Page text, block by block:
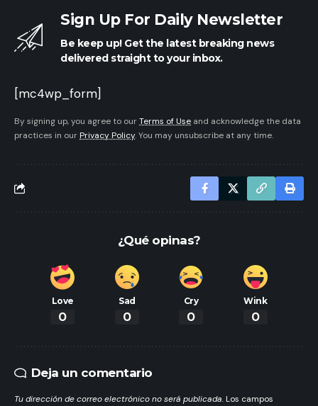
Sign Up For Daily Newsletter
Be keep up! Get the latest breaking news
delivered straight to your inbox.
[mc4wp_form]
By signing up, you agree to ourTerms of Use and acknowledge the data
practices in our Privacy Policy. You may unsubscribe at any time.
¿Qué opinas?
Love
0
Sad
0
Cry
0
Wink
0
Deja un comentario
Tu dirección de correo electrónico no será publicada. Los campos